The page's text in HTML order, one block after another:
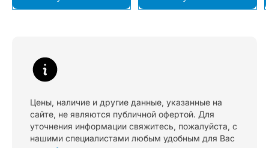
Цены, наличие и другие данные, указанные на
сайте, не являются публичной офертой. Для
уточнения информации свяжитесь, пожалуйста, с
нашими специалистами любым удобным для Вас